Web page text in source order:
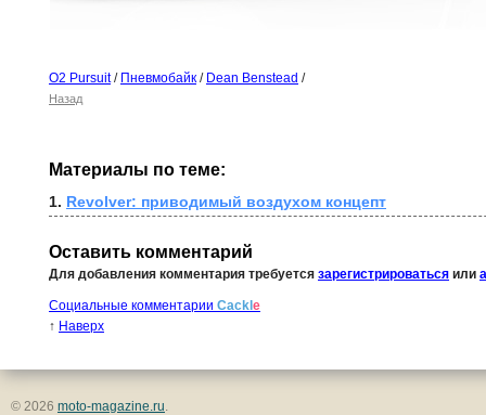
O2 Pursuit/ Пневмобайк / Dean Benstead /
Назад
Материалы по теме:
1. Revolver: приводимый воздухом концепт
Оставить комментарий
Для добавления комментария требуется зарегистрироваться или
Социальные комментарии Cackle
↑ Наверх
© 2026 moto-magazine.ru